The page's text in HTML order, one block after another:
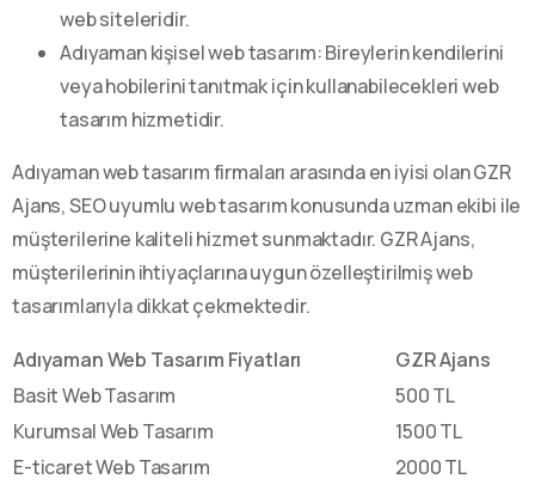
web siteleridir.
Adıyaman kişisel web tasarım: Bireylerin kendilerini
veya hobilerini tanıtmak için kullanabilecekleri web
tasarım hizmetidir.
Adıyaman web tasarım firmaları arasında en iyisi olan GZR
Ajans, SEO uyumlu web tasarım konusunda uzman ekibi ile
müşterilerine kaliteli hizmet sunmaktadır. GZR Ajans,
müşterilerinin ihtiyaçlarına uygun özelleştirilmiş web
tasarımlarıyla dikkat çekmektedir.
Adıyaman Web Tasarım Fiyatları
GZR Ajans
Basit Web Tasarım
500 TL
Kurumsal Web Tasarım
1500 TL
E-ticaret Web Tasarım
2000 TL